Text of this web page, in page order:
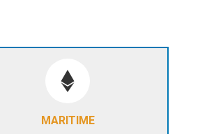
MARITIME
Pour vos projets en mer
SUBAQUATIQUE - SUIVI DE